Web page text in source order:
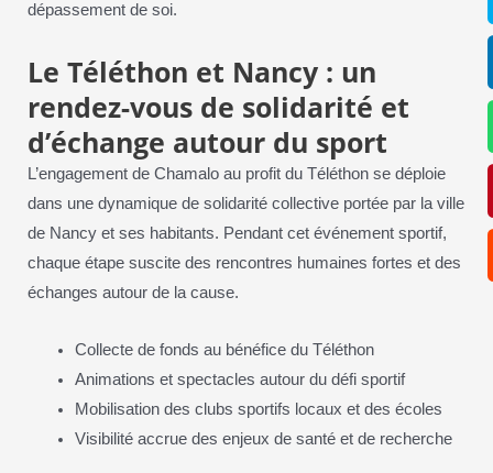
dépassement de soi.
Le Téléthon et Nancy : un
rendez-vous de solidarité et
d’échange autour du sport
L’engagement de Chamalo au profit du Téléthon se déploie
dans une dynamique de solidarité collective portée par la ville
de Nancy et ses habitants. Pendant cet événement sportif,
chaque étape suscite des rencontres humaines fortes et des
échanges autour de la cause.
Collecte de fonds au bénéfice du Téléthon
Animations et spectacles autour du défi sportif
Mobilisation des clubs sportifs locaux et des écoles
Visibilité accrue des enjeux de santé et de recherche